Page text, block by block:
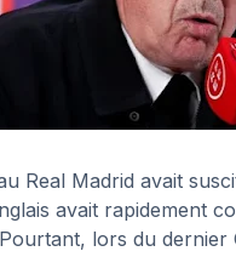
Real Madrid avait
avait rapidement
lors du dernier